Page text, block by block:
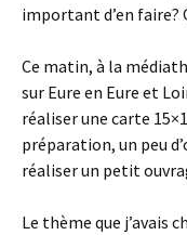
important d’en faire?
Ce matin, à la
sur Eure en Eure et
réaliser une carte
préparation, un peu
réaliser un petit
Le thème que j’avais